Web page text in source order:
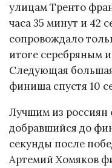
улицам Тренто
часа 35 минут и 42
сопровождало
итоге серебряным
Следующая
финиша спустя 10
Лучшим из россиян
добравшийся до
секунды после
Артемий Хомяков